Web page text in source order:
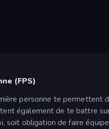
(FPS)
personne te permettent
également de te battre
soit obligation de faire